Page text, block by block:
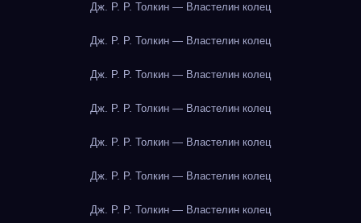
Дж. Р. Р. Толкин — Властелин колец
Дж. Р. Р. Толкин — Властелин колец
Дж. Р. Р. Толкин — Властелин колец
Дж. Р. Р. Толкин — Властелин колец
Дж. Р. Р. Толкин — Властелин колец
Дж. Р. Р. Толкин — Властелин колец
Дж. Р. Р. Толкин — Властелин колец